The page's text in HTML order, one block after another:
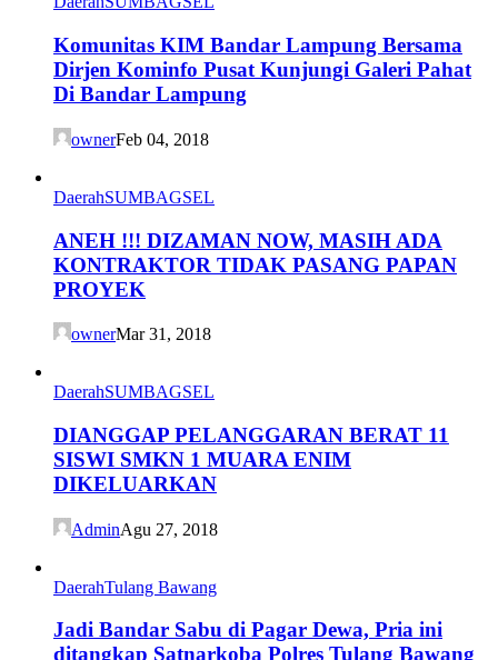
Komunitas KIM Bandar Lampung Bersama
Dirjen Kominfo Pusat Kunjungi Galeri Pahat
Di Bandar Lampung
ownerFeb 04, 2018
DaerahSUMBAGSEL
ANEH !!! DIZAMAN NOW, MASIH ADA
KONTRAKTOR TIDAK PASANG PAPAN
PROYEK
ownerMar 31, 2018
DaerahSUMBAGSEL
DIANGGAP PELANGGARAN BERAT 11
SISWI SMKN 1 MUARA ENIM
DIKELUARKAN
AdminAgu 27, 2018
DaerahTulang Bawang
Jadi Bandar Sabu di Pagar Dewa, Pria ini
ditangkap Satnarkoba Polres Tulang Bawang